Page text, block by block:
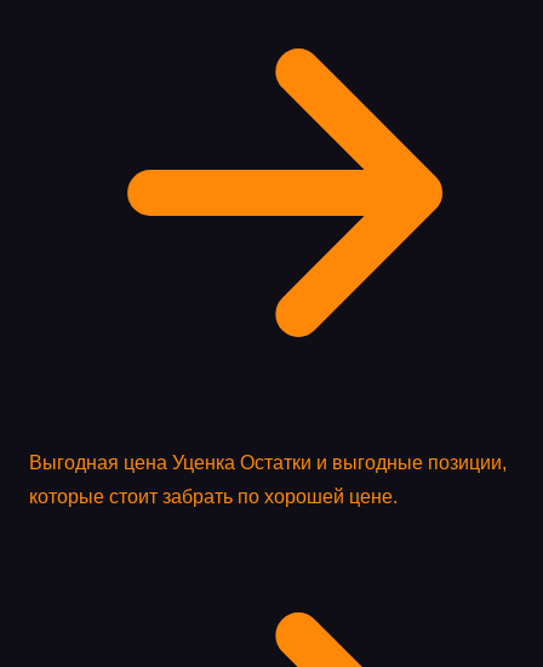
Выгодная цена Уценка Остатки и выгодные позиции,
которые стоит забрать по хорошей цене.